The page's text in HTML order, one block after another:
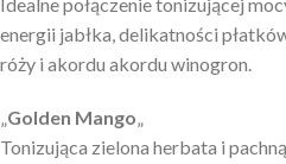
energii jabłka, delikatności
róży i akordu akordu winogron.
Golden Mango
Tonizująca zielona herbata i